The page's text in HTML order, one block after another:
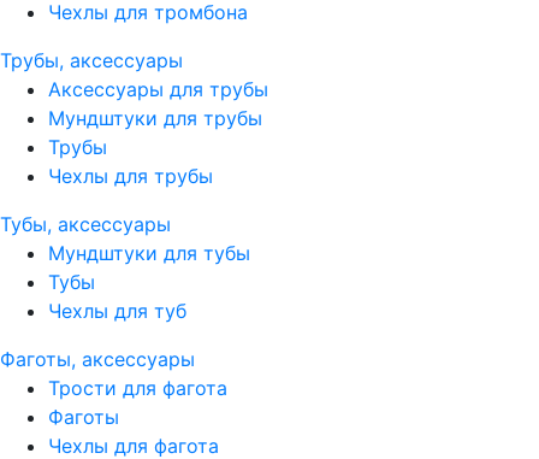
Чехлы для тромбона
Трубы, аксессуары
Аксессуары для трубы
Мундштуки для трубы
Трубы
Чехлы для трубы
Тубы, аксессуары
Мундштуки для тубы
Тубы
Чехлы для туб
Фаготы, аксессуары
Трости для фагота
Фаготы
Чехлы для фагота